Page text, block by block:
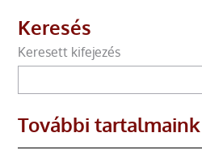
Keresés
Keresett kifejezés
További tartalmaink